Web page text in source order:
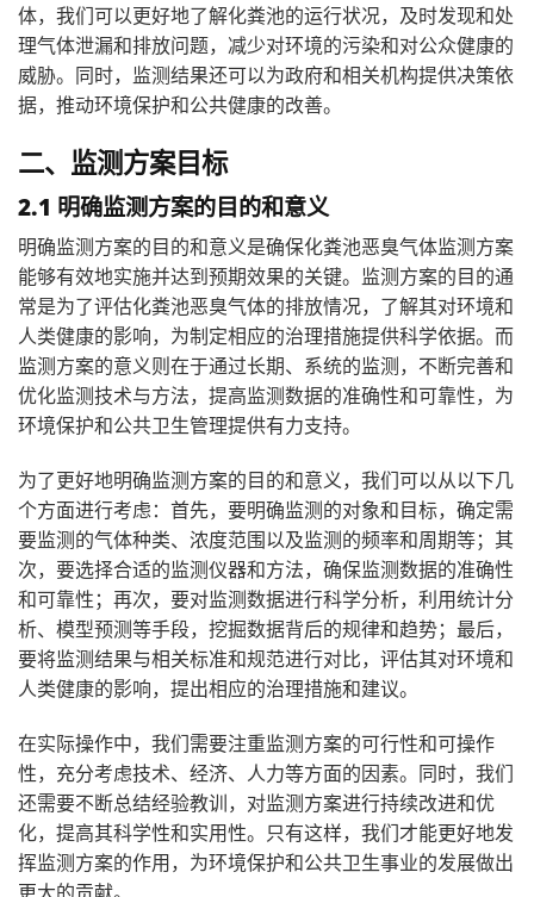
体，我们可以更好地了解化粪池的运行状况，及时发现和处
理气体泄漏和排放问题，减少对环境的污染和对公众健康的
威胁。同时，监测结果还可以为政府和相关机构提供决策依
据，推动环境保护和公共健康的改善。
二、监测方案目标
2.1 明确监测方案的目的和意义
明确监测方案的目的和意义是确保化粪池恶臭气体监测方案
能够有效地实施并达到预期效果的关键。监测方案的目的通
常是为了评估化粪池恶臭气体的排放情况，了解其对环境和
人类健康的影响，为制定相应的治理措施提供科学依据。而
监测方案的意义则在于通过长期、系统的监测，不断完善和
优化监测技术与方法，提高监测数据的准确性和可靠性，为
环境保护和公共卫生管理提供有力支持。
为了更好地明确监测方案的目的和意义，我们可以从以下几
个方面进行考虑：首先，要明确监测的对象和目标，确定需
要监测的气体种类、浓度范围以及监测的频率和周期等；其
次，要选择合适的监测仪器和方法，确保监测数据的准确性
和可靠性；再次，要对监测数据进行科学分析，利用统计分
析、模型预测等手段，挖掘数据背后的规律和趋势；最后，
要将监测结果与相关标准和规范进行对比，评估其对环境和
人类健康的影响，提出相应的治理措施和建议。
在实际操作中，我们需要注重监测方案的可行性和可操作
性，充分考虑技术、经济、人力等方面的因素。同时，我们
还需要不断总结经验教训，对监测方案进行持续改进和优
化，提高其科学性和实用性。只有这样，我们才能更好地发
挥监测方案的作用，为环境保护和公共卫生事业的发展做出